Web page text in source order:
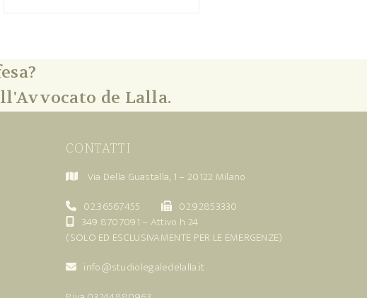
de Lalla.
CONTATTI
Via Della Guastalla, 1 – 20122 Milano
02.36567455
02.92853330
349 8707091 – Attivo h 24
(SOLO ED ESCLUSIVAMENTE PER LE EMERGENZE)
info@studiolegaledelalla.it